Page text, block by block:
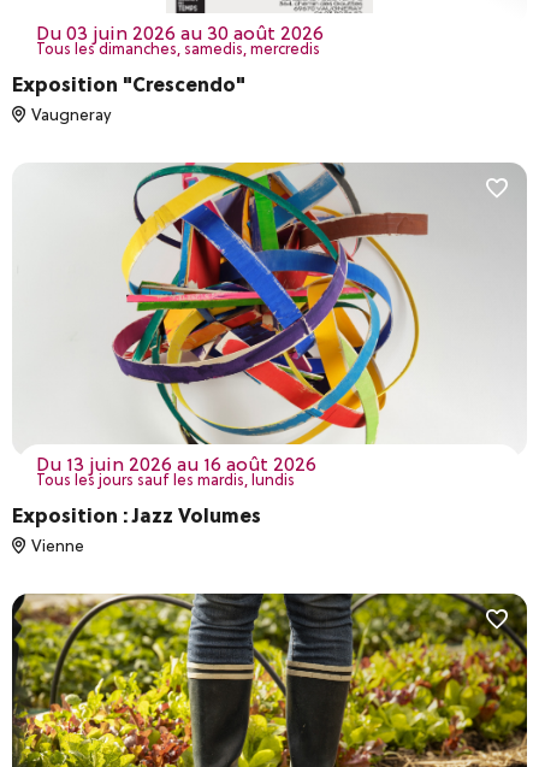
Tous les dimanches, samedis, mercredis
du 03 juin 2026 au 30 août 2026
Exposition "Crescendo"
Vaugneray
Tous les jours sauf les mardis, lundis
du 13 juin 2026 au 16 août 2026
Exposition : Jazz Volumes
Vienne